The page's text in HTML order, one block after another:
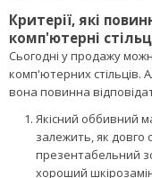
меблювання по підлозі.
Багато в чому саме від
стільці, залежить
невірно підібраній
втомлюватися навіть
монітором. Які
покупки і на що варто